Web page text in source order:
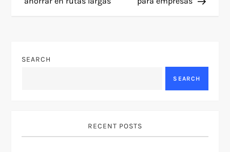
a
g
SEARCH
SEARCH
RECENT POSTS